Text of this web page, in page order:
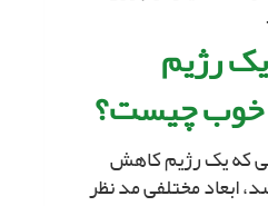
رژیم
چیست؟
که یک رژیم کاهش
ابعاد مختلفى مد نظر